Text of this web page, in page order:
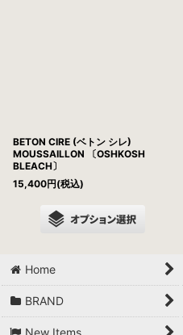
BETON CIRE (ベトン シレ)
MOUSSAILLON 〔OSHKOSH
BLEACH〕
15,400円(税込)
Home
BRAND